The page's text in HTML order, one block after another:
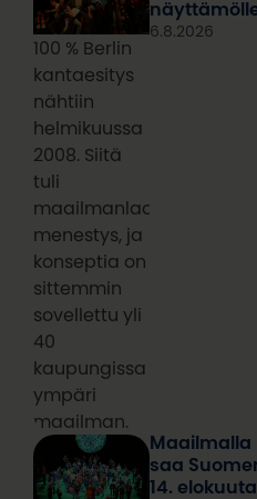
100 % Berlin
kantaesitys
nähtiin
helmikuussa
2008. Siitä
tuli
maailmanlaajuinen
menestys, ja
konseptia on
sittemmin
sovellettu yli
40
kaupungissa
ympäri
maailman.
6.8.2026
Maailmalla
saa
14. elokuuta